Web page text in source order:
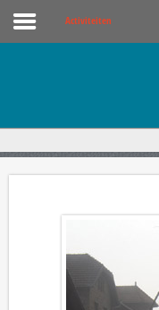
Activiteiten